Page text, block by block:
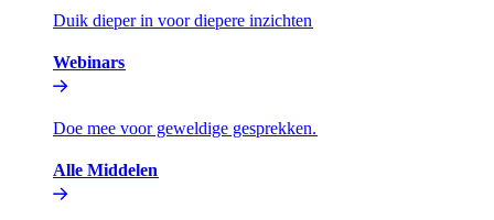
Duik dieper in voor diepere inzichten​​
Webinars​​
Doe mee voor geweldige gesprekken.​​
Alle Middelen​​